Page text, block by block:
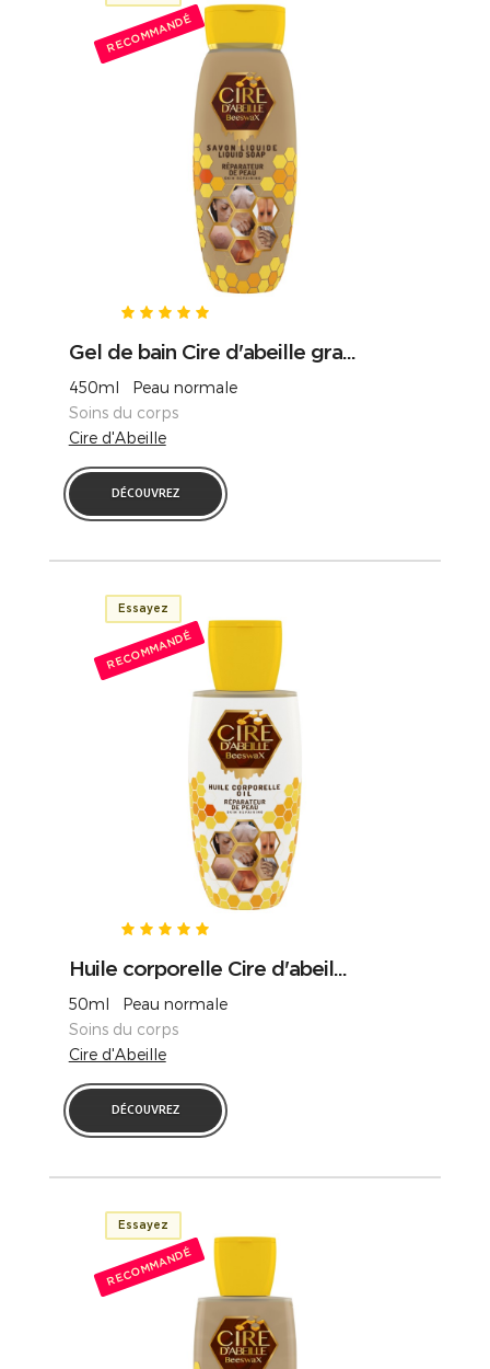
RECOMMANDÉ
Gel de bain Cire d'abeille gra...
450ml Peau normale
Soins du corps
Cire d'Abeille
DÉCOUVREZ
Essayez
RECOMMANDÉ
Huile corporelle Cire d'abeil...
50ml Peau normale
Soins du corps
Cire d'Abeille
DÉCOUVREZ
Essayez
RECOMMANDÉ